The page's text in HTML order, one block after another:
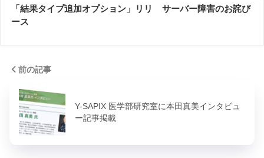
「結果タイプ追加オプション」リリ
ース
サーバー障害のお詫び
前の記事
Y-SAPIX 医学部研究室に本田真美インタビュ
ー記事掲載